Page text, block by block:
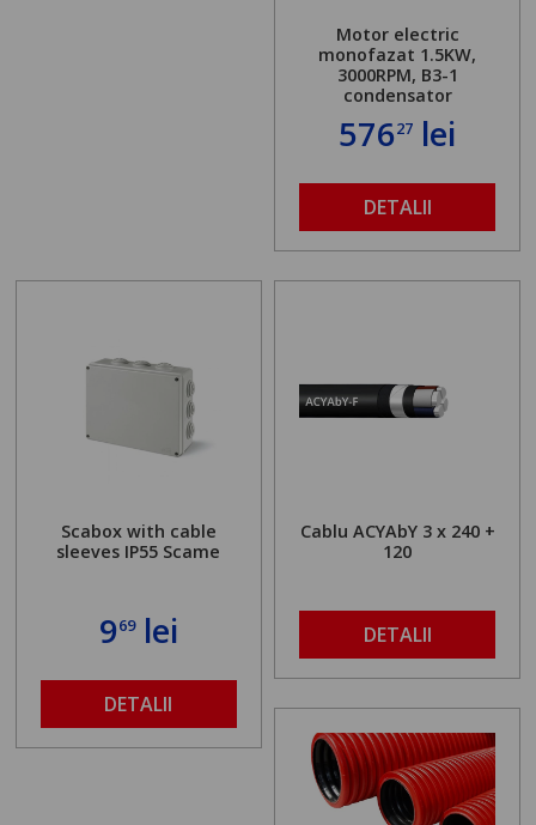
Motor electric
monofazat 1.5KW,
3000RPM, B3-1
condensator
57627 lei
DETALII
Scabox with cable
sleeves IP55 Scame
969lei
DETALII
Cablu ACYAbY 3 x 240 +
120
DETALII